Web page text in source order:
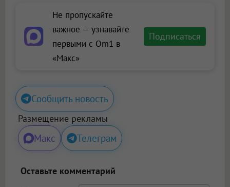
Не пропускайте
важное — узнавайте
первыми с Om1 в
«Макс»
Подписаться
Сообщить новость
Размещение рекламы
Макс Телеграм
Оставьте комментарий